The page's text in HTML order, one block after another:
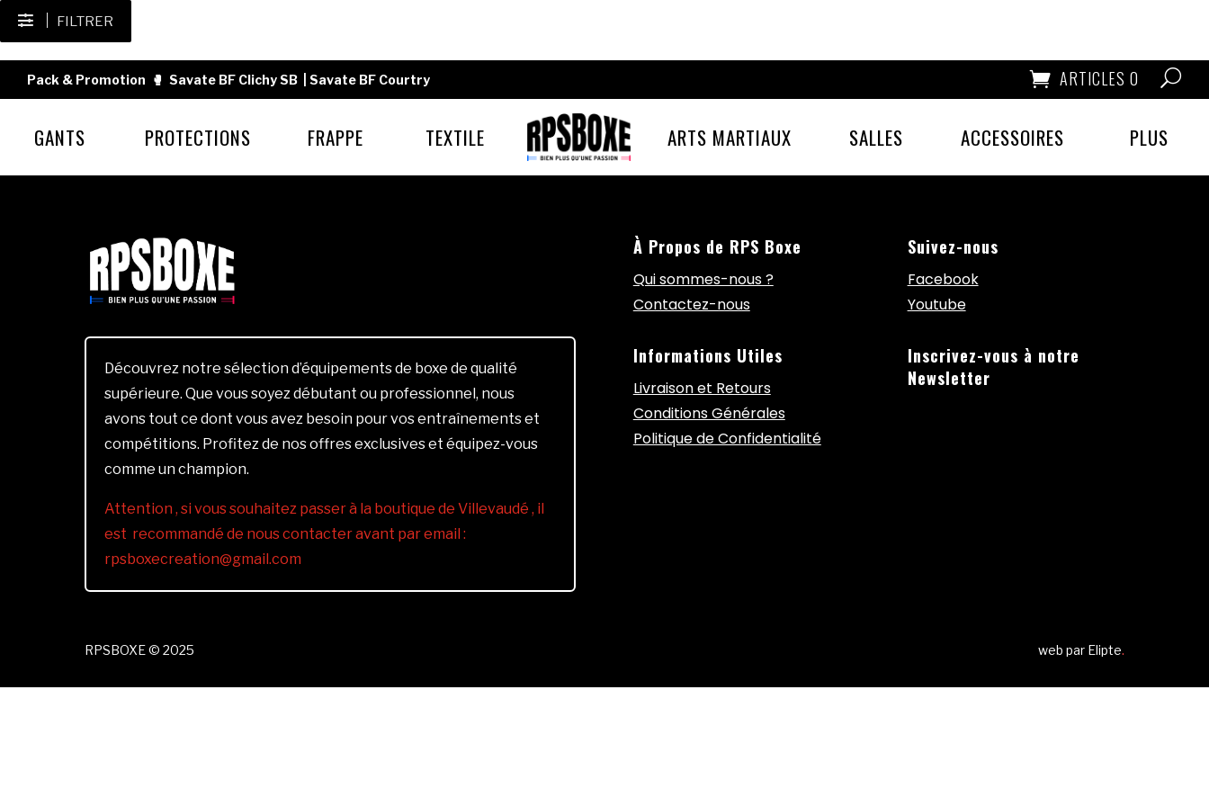
FILTRER
Pack & Promotion 🥊 Savate BF Clichy SB Savate BF Courtry ARTICLES 0
GANTS PROTECTIONS FRAPPE TEXTILE ARTS MARTIAUX SALLES ACCESSOIRES PLUS
Découvrez notre sélection d’équipements de boxe de qualité
supérieure. Que vous soyez débutant ou professionnel, nous
avons tout ce dont vous avez besoin pour vos entraînements et
compétitions. Profitez de nos offres exclusives et équipez-vous
comme un champion.
Attention , si vous souhaitez passer à la boutique de Villevaudé , il
est recommandé de nous contacter avant par email :
rpsboxecreation@gmail.com
À Propos de RPS Boxe
Qui sommes-nous ?
Contactez-nous
Informations Utiles
Livraison et Retours
Conditions Générales
Politique de Confidentialité
Suivez-nous
Facebook
Youtube
Inscrivez-vous à notre
Newsletter
RPSBOXE © 2025 web par Elipte.